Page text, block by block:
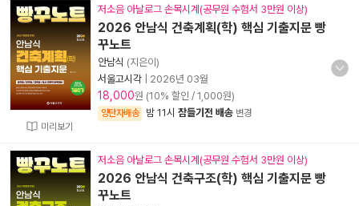
미리보기
저소음 아날로그 손목시계(공무원 수험서 3만원 이상)
2026 안남식 건축계획(학) 핵심 기출지문 빵
꾸노트
안남식 (지은이)
서울고시각
2026년 03월
18,000원 (10% 할인 / 1,000원)
양탄자배송 밤 11시 잠들기전 배송 변경
저소음 아날로그 손목시계(공무원 수험서 3만원 이상)
2026 안남식 건축구조(학) 핵심 기출지문 빵
꾸노트